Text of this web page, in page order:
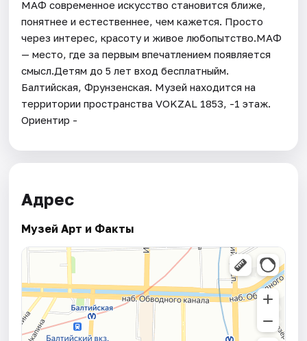
МАФ современное искусство становится ближе,
понятнее и естественнее, чем кажется. Просто
через интерес, красоту и живое любопытство.МАФ
— место, где за первым впечатлением появляется
смысл.Детям до 5 лет вход бесплатныйм.
Балтийская, Фрунзенская. Музей находится на
территории пространства VOKZAL 1853, -1 этаж.
Ориентир -
Адрес
Музей Арт и Факты